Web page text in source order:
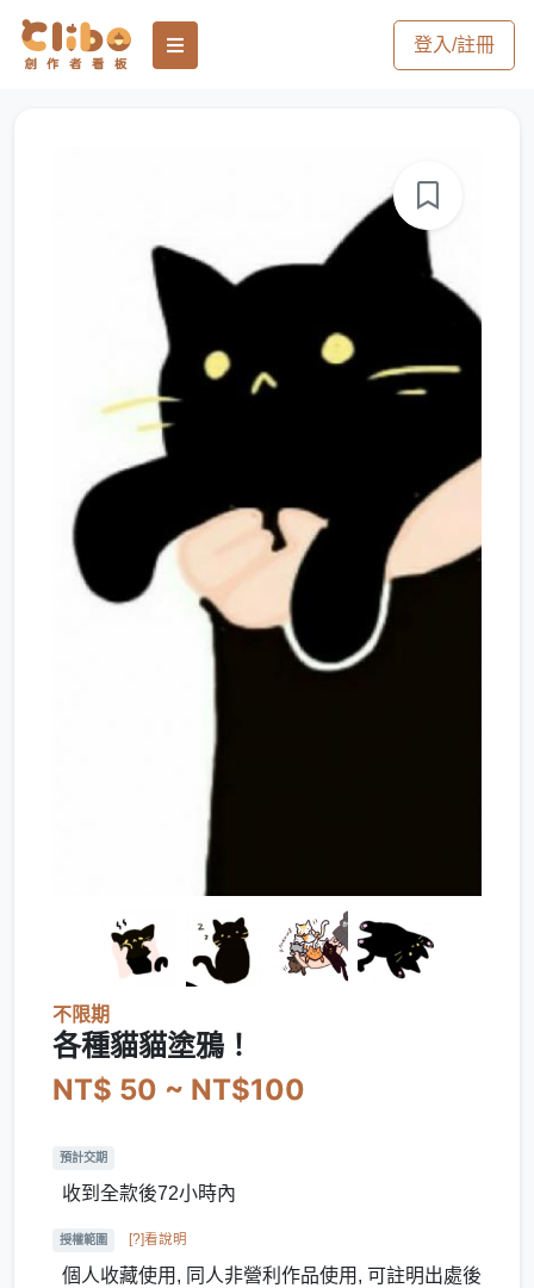
登入/註冊
不限期
各種貓貓塗鴉！
NT$ 50 ~ NT$100
預計交期
收到全款後72小時內
授權範圍 [?]看說明
個人收藏使用, 同人非營利作品使用, 可註明出處後